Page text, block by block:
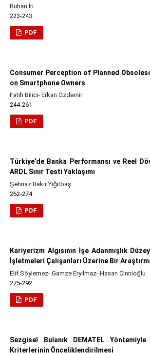
Ruhan İri
223-243
PDF
Consumer Perception of Planned
on Smartphone Owners
Fatih Bilici- Erkan Özdemir
244-261
PDF
Türkiye’de Banka Performansı ve Reel
ARDL Sınır Testi Yaklaşımı
Şehnaz Bakır Yiğitbaş
262-274
PDF
Kariyerizm Algısının İşe Adanmışlık
İşletmeleri Çalışanları Üzerine Bir
Elif Söylemez- Gamze Eryılmaz- Hasan Cinnioğlu
275-292
PDF
Sezgisel Bulanık DEMATEL
Kriterlerinin Önceliklendirilmesi